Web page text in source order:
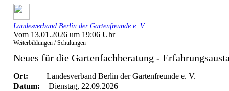
Landesverband Berlin der Gartenfreunde e. V.
Vom 13.01.2026 um 19:06 Uhr
Weiterbildungen / Schulungen
Neues für die Gartenfachberatung -
Ort:
Landesverband Berlin der Gartenfreunde e. V.
Datum:
Dienstag, 22.09.2026